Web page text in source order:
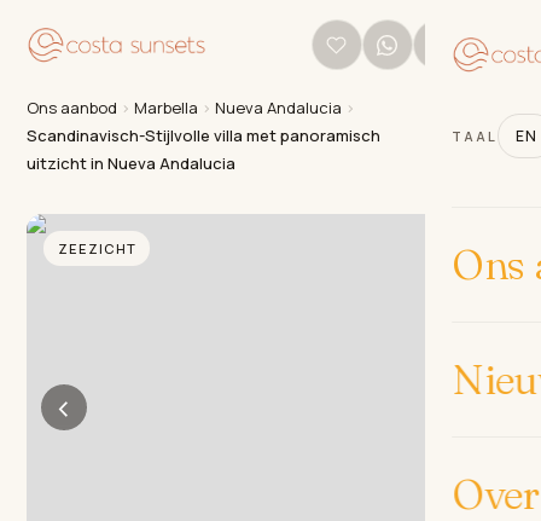
TAAL EN
Ons
Ons aanbod › Marbella › Nueva Andalucia ›
Scandinavisch-Stijlvolle villa met panoramisch
uitzicht in Nueva Andalucia
ZEEZICHT
‹ ›